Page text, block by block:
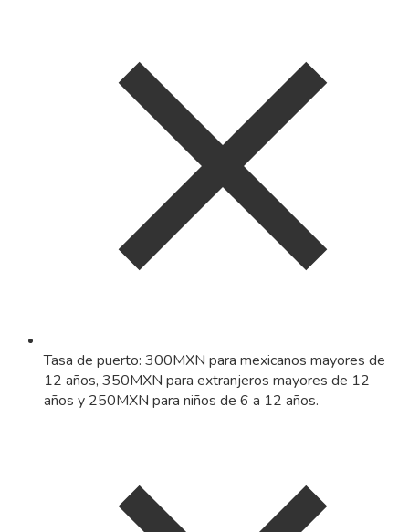
Tasa de puerto: 300MXN para mexicanos mayores de
12 años, 350MXN para extranjeros mayores de 12
años y 250MXN para niños de 6 a 12 años.